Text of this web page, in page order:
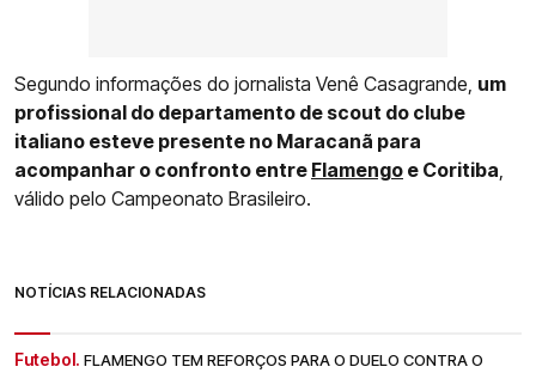
Segundo informações do jornalista Venê Casagrande, um
profissional do departamento de scout do clube
italiano esteve presente no Maracanã para
acompanhar o confronto entre Flamengo e Coritiba
válido pelo Campeonato Brasileiro.
NOTÍCIAS RELACIONADAS
Futebol. FLAMENGO TEM REFORÇOS PARA O DUELO CONTRA O